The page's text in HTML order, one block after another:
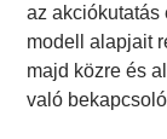
az akciókutatás
modell alapjait
majd közre és
való